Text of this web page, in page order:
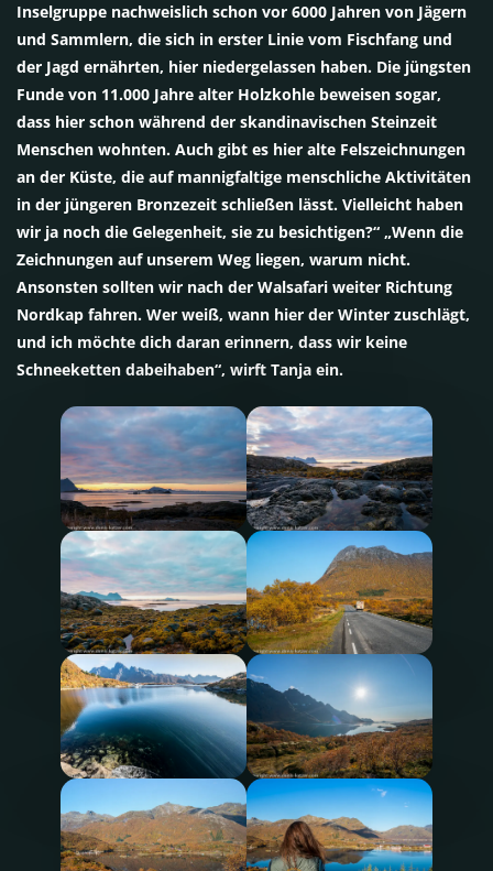
Inselgruppe nachweislich schon vor 6000 Jahren von Jägern
und Sammlern, die sich in erster Linie vom Fischfang und
der Jagd ernährten, hier niedergelassen haben. Die jüngsten
Funde von 11.000 Jahre alter Holzkohle beweisen sogar,
dass hier schon während der skandinavischen Steinzeit
Menschen wohnten. Auch gibt es hier alte Felszeichnungen
an der Küste, die auf mannigfaltige menschliche Aktivitäten
in der jüngeren Bronzezeit schließen lässt. Vielleicht haben
wir ja noch die Gelegenheit, sie zu besichtigen?“ „Wenn die
Zeichnungen auf unserem Weg liegen, warum nicht.
Ansonsten sollten wir nach der Walsafari weiter Richtung
Nordkap fahren. Wer weiß, wann hier der Winter zuschlägt,
und ich möchte dich daran erinnern, dass wir keine
Schneeketten dabeihaben“, wirft Tanja ein.